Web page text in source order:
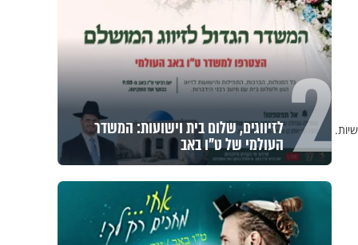
2 לזיווגים, שלום בית וישועות: המשדר
העולמי של ט"ו באב